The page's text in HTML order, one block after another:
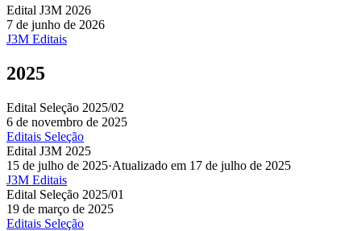
Edital J3M 2026
7 de junho de 2026
J3M Editais
2025
Edital Seleção 2025/02
6 de novembro de 2025
Editais Seleção
Edital J3M 2025
15 de julho de 2025·Atualizado em 17 de julho de 2025
J3M Editais
Edital Seleção 2025/01
19 de março de 2025
Editais Seleção